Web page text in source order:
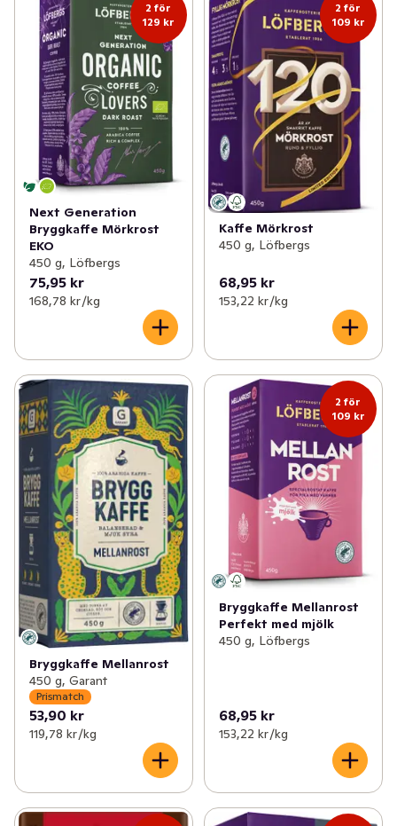
2 för
129 kr
Next Generation
Bryggkaffe Mörkrost
EKO
450 g, Löfbergs
75,95 kr
168,78 kr /kg
2 för
109 kr
Kaffe Mörkrost
450 g, Löfbergs
68,95 kr
153,22 kr /kg
Bryggkaffe Mellanrost
450 g, Garant
Prismatch
53,90 kr
119,78 kr /kg
2 för
109 kr
Bryggkaffe Mellanrost
Perfekt med mjölk
450 g, Löfbergs
68,95 kr
153,22 kr /kg